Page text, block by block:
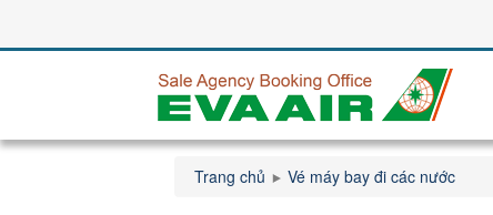
Trang chủ Vé máy bay đi các nước